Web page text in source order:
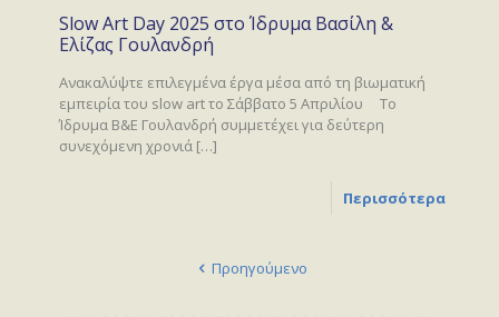
Slow Art Day 2025 στο Ίδρυμα Βασίλη &
Ελίζας Γουλανδρή
Ανακαλύψτε επιλεγμένα έργα μέσα από τη βιωματική
εμπειρία του slow art το Σάββατο 5 Απριλίου Το
Ίδρυμα Β&Ε Γουλανδρή συμμετέχει για δεύτερη
συνεχόμενη χρονιά […]
Περισσότερα
Προηγούμενο